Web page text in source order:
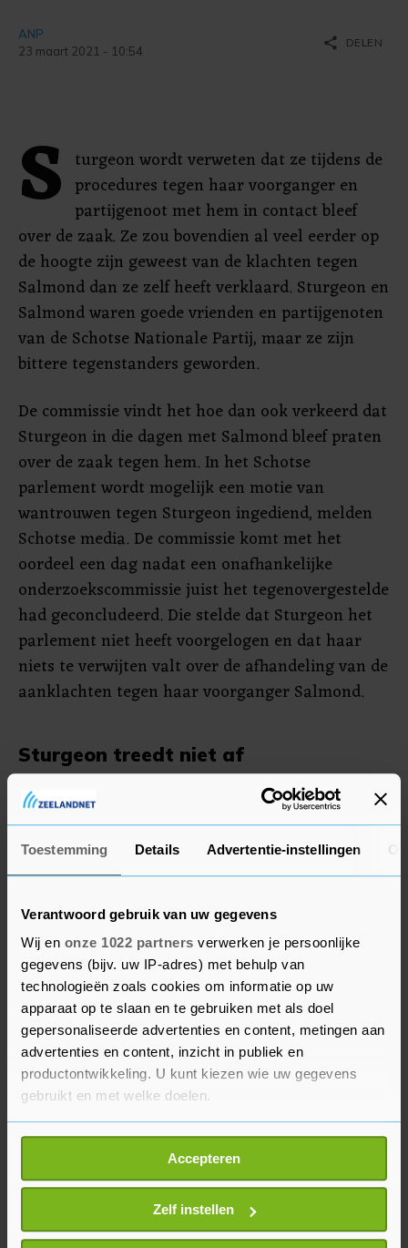
Toestemming Details Advertentie-instellingen
Verantwoord gebruik van uw gegevens
Wij en onze 1022 partners verwerken je persoonlijke
gegevens (bijv. uw IP-adres) met behulp van
technologieën zoals cookies om informatie op uw
apparaat op te slaan en te gebruiken met als doel
gepersonaliseerde advertenties en content, metingen aan
advertenties en content, inzicht in publiek en
productontwikkeling. U kunt kiezen wie uw gegevens
gebruikt en met welke doelen.
Als u het toestaat, willen we ook graag:
Informatie verzamelen over uw geografische
locatie, die tot een paar meter nauwkeurig kan zijn
Uw apparaat identificeren door het actief te
scannen op specifieke eigenschappen (fingerprinting)
Accepteren
Zelf instellen
ANP
23 maart 2021 - 10:54
share DELEN
S turgeon wordt verweten dat ze tijdens de
procedures tegen haar voorganger en
partijgenoot met hem in contact bleef
over de zaak. Ze zou bovendien al veel eerder op
de hoogte zijn geweest van de klachten tegen
Salmond dan ze zelf heeft verklaard. Sturgeon en
Salmond waren goede vrienden en partijgenoten
van de Schotse Nationale Partij, maar ze zijn
bittere tegenstanders geworden.
De commissie vindt het hoe dan ook verkeerd dat
Sturgeon in die dagen met Salmond bleef praten
over de zaak tegen hem. In het Schotse
parlement wordt mogelijk een motie van
wantrouwen tegen Sturgeon ingediend, melden
Schotse media. De commissie komt met het
oordeel een dag nadat een onafhankelijke
onderzoekscommissie juist het tegenovergestelde
had geconcludeerd. Die stelde dat Sturgeon het
parlement niet heeft voorgelogen en dat haar
niets te verwijten valt over de afhandeling van de
aanklachten tegen haar voorganger Salmond.
Sturgeon treedt niet af
De parlementscommissie boog zich over de
manier waarop de regering is omgegaan met
klachten over Salmond. Na zijn aftreden in 2014
werd hij beschuldigd van seksueel wangedrag.
geprobeerd hen te verkrachten of aan te randen.
De oud-premier werd in een slepende strafzaak
hier uiteindelijk voor vrijgesproken. De Schotse
overheid heeft destijds ook tegen het advies van
juristen in grote sommen geld uitgegeven om
Salmond toch veroordeeld te krijgen.
Sturgeon weerspreekt alle beschuldigingen en
treedt niet af. Ze noemt de parlementaire
onderzoekscommissie partijdig. De volgende
Schotse verkiezingen zijn in mei.